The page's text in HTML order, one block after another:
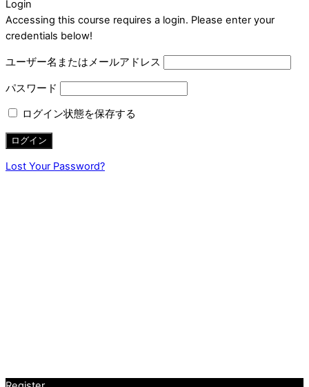
Login
Accessing this course requires a login. Please enter your
credentials below!
ユーザー名またはメールアドレス
パスワード
ログイン状態を保存する
Lost Your Password?